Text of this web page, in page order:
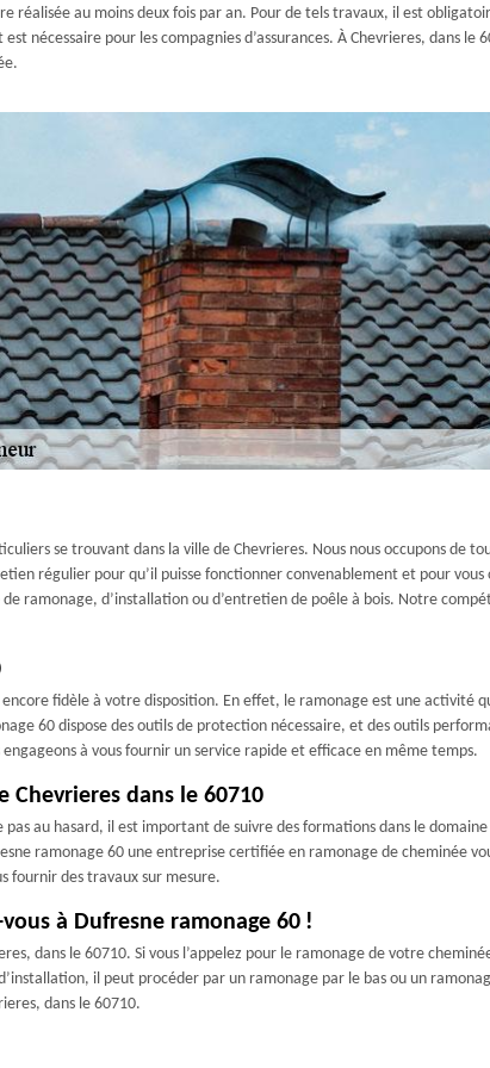
au moins deux fois par an. Pour de tels travaux, il est
nécessaire pour les compagnies d’assurances. À Chevrieres, dans le
se trouvant dans la ville de Chevrieres. Nous nous occupons de
régulier pour qu’il puisse fonctionner convenablement et pour vous
ramonage, d’installation ou d’entretien de poêle à bois. Notre
fidèle à votre disposition. En effet, le ramonage est une activité
60 dispose des outils de protection nécessaire, et des outils
à vous fournir un service rapide et efficace en même temps.
dans le 60710
au hasard, il est important de suivre des formations dans le domaine
ramonage 60 une entreprise certifiée en ramonage de cheminée
fournir des travaux sur mesure.
à Dufresne ramonage 60 !
dans le 60710. Si vous l’appelez pour le ramonage de votre
il peut procéder par un ramonage par le bas ou un
dans le 60710.